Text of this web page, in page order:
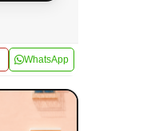
WhatsApp